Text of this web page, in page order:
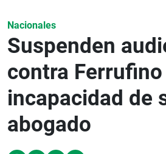
Nacionales
Suspenden
contra
incapacidad de
abogado